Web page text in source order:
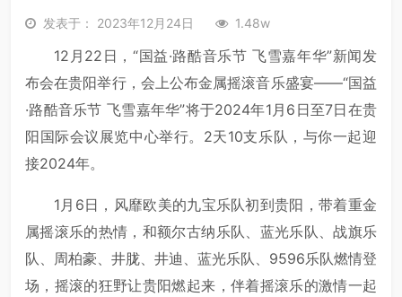
发表于： 2023年12月24日 1.48w
12月22日，“国益·路酷音乐节 飞雪嘉年华”新闻发
布会在贵阳举行，会上公布金属摇滚音乐盛宴——“国益
·路酷音乐节 飞雪嘉年华”将于2024年1月6日至7日在贵
阳国际会议展览中心举行。2天10支乐队，与你一起迎
接2024年。
1月6日，风靡欧美的九宝乐队初到贵阳，带着重金
属摇滚乐的热情，和额尔古纳乐队、蓝光乐队、战旗乐
队、周柏豪、井胧、井迪、蓝光乐队、9596乐队燃情登
场，摇滚的狂野让贵阳燃起来，伴着摇滚乐的激情一起